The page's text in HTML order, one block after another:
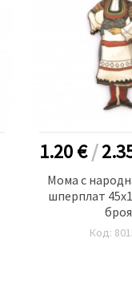
1.20 €/
Мома с
шперплат
броя
Код: